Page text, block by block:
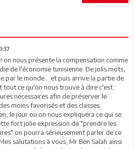
on nous présente la compensation comme
de l'économie tunisienne. De jolis mots,
par le monde .. et puis arrive la partie de
tout ce qu'on nous trouve à dire c'est :
nécessaires afin de préserver le
moins favorisés et des classes
le jour ou on nous expliquera ce qui se
fort jolie expression de "prendre les
on pourra sérieusement parler de ce
salutations à vous, Mr Ben Salah ainsi